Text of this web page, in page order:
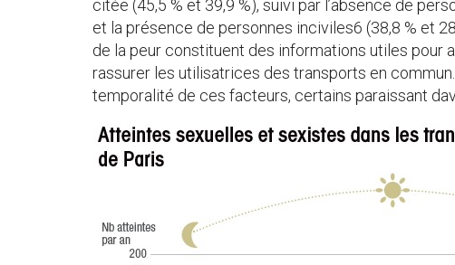
citée (45,5 % et 39,9 %), suivi par l’absence de
et la présence de personnes inciviles6 (38,8 % et
de la peur constituent des informations utiles pour
rassurer les utilisatrices des transports en
temporalité de ces facteurs, certains paraissant